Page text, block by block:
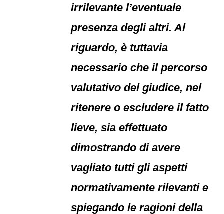
irrilevante l’eventuale
presenza degli altri. Al
riguardo, è tuttavia
necessario che il percorso
valutativo del giudice, nel
ritenere o escludere il fatto
lieve, sia effettuato
dimostrando di avere
vagliato tutti gli aspetti
normativamente rilevanti e
spiegando le ragioni della